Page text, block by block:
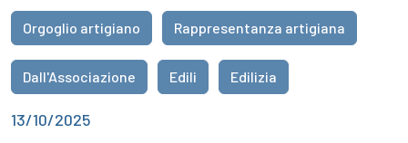
Orgoglio artigiano Rappresentanza artigiana
Dall'Associazione Edili Edilizia
13/10/2025